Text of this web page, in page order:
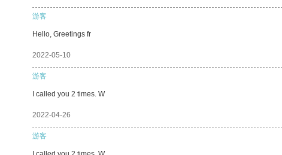
游客
Hello, Greetings fr
2022-05-10
游客
I called you 2 times. W
2022-04-26
游客